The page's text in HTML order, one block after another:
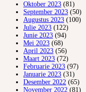
Oktober 2023 (81)
September 2023 (50)
Augustus 2023 (100)
Julie 2023 (122)
Junie 2023 (94)
Mei 2023 (68)
April 2023 (56)
Maart 2023 (72)
Februarie 2023 (97)
Januarie 2023 (31)
Desember 2022 (65)
November 2022 (81)